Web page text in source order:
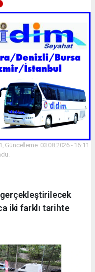
Güncelleme: 03.08.2026 - 16:11
gerçekleştirilecek
iki farklı tarihte